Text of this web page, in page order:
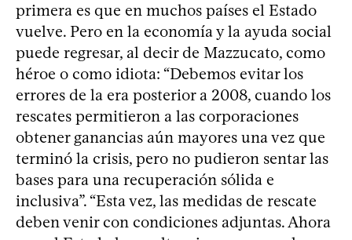
primera es que en muchos países el Estado
vuelve. Pero en la economía y la ayuda social
puede regresar, al decir de Mazzucato, como
héroe o como idiota: “Debemos evitar los
errores de la era posterior a 2008, cuando los
rescates permitieron a las corporaciones
obtener ganancias aún mayores una vez que
terminó la crisis, pero no pudieron sentar las
bases para una recuperación sólida e
inclusiva”. “Esta vez, las medidas de rescate
deben venir con condiciones adjuntas. Ahora